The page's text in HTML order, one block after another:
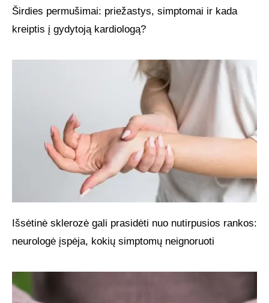
Širdies permušimai: priežastys, simptomai ir kada
kreiptis į gydytoją kardiologą?
Išsėtinė sklerozė gali prasidėti nuo nutirpusios rankos:
neurologė įspėja, kokių simptomų neignoruoti